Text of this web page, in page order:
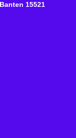
15521